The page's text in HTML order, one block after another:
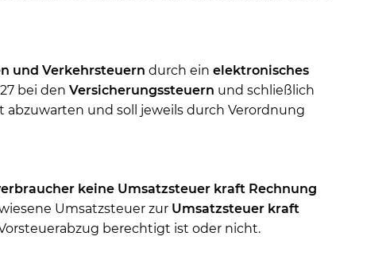
und Verkehrsteuern durch ein elektronisches
bei den Versicherungssteuern und schließlich
und soll jeweils durch Verordnung
keine Umsatzsteuer kraft Rechnung
Umsatzsteuer zur Umsatzsteuer kraft
berechtigt ist oder nicht.